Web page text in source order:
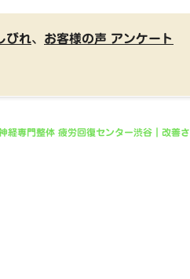
びれ、 お客様の声 アンケート
経専門整体 疲労回復センター渋谷｜改善